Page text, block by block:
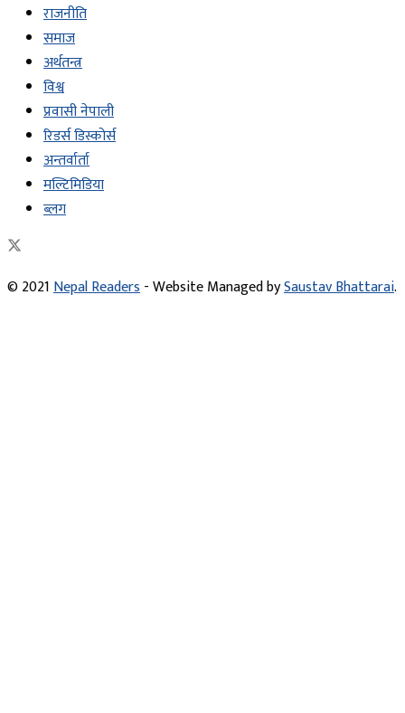
राजनीति
समाज
अर्थतन्त्र
विश्व
प्रवासी नेपाली
रिडर्स डिस्कोर्स
अन्तर्वार्ता
मल्टिमिडिया
ब्लग
© 2021Nepal Readers- Website Managed bySaustav Bhattarai.